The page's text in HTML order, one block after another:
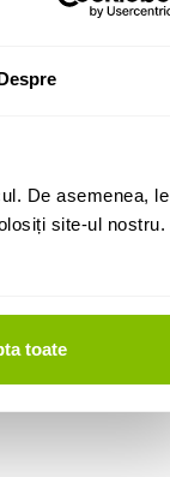
De asemenea, le
site-ul nostru.
toate